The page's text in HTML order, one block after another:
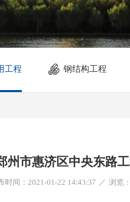
工程 钢结构工程
州市惠济区中央东路
时间：2021-01-22 14:43:37 ／ 浏览：